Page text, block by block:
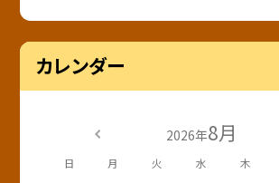
カレンダー
2026年8月
日 月 火 水 木